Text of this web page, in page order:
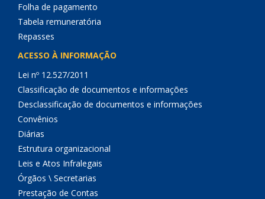
Folha de pagamento
Tabela remuneratória
Repasses
ACESSO À INFORMAÇÃO
Lei nº 12.527/2011
Classificação de documentos e informações
Desclassificação de documentos e informações
Convênios
Diárias
Estrutura organizacional
Leis e Atos Infralegais
Órgãos \ Secretarias
Prestação de Contas